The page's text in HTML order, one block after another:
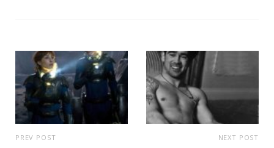
PREV POST NEXT POST